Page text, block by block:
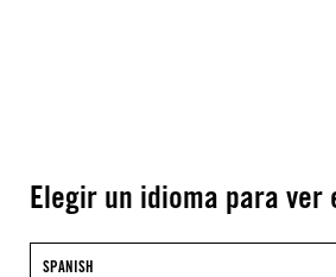
Elegir un idioma para ver
SPANISH